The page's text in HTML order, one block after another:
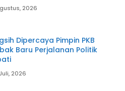
2026
Dipercaya Pimpin PKB
Baru Perjalanan Politik
2026